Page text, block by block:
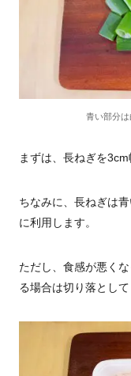
青い部分は
まずは、長ねぎを3cm
ちなみに、長ねぎは
に利用します。
ただし、食感が悪く
る場合は切り落として